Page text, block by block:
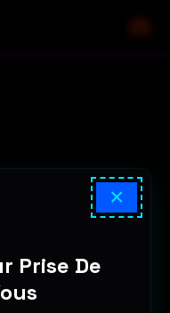
×
Prise De